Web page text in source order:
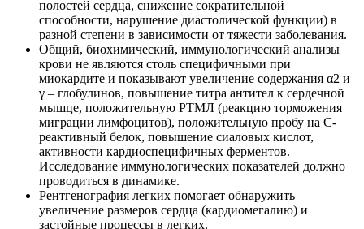
полостей сердца, снижение сократительной
способности, нарушение диастолической функции) в
разной степени в зависимости от тяжести заболевания.
Общий, биохимический, иммунологический анализы
крови не являются столь специфичными при
миокардите и показывают увеличение содержания α2 и
γ – глобулинов, повышение титра антител к сердечной
мышце, положительную РТМЛ (реакцию торможения
миграции лимфоцитов), положительную пробу на С-
реактивный белок, повышение сиаловых кислот,
активности кардиоспецифичных ферментов.
Исследование иммунологических показателей должно
проводиться в динамике.
Рентгенография легких помогает обнаружить
увеличение размеров сердца (кардиомегалию) и
застойные процессы в легких.